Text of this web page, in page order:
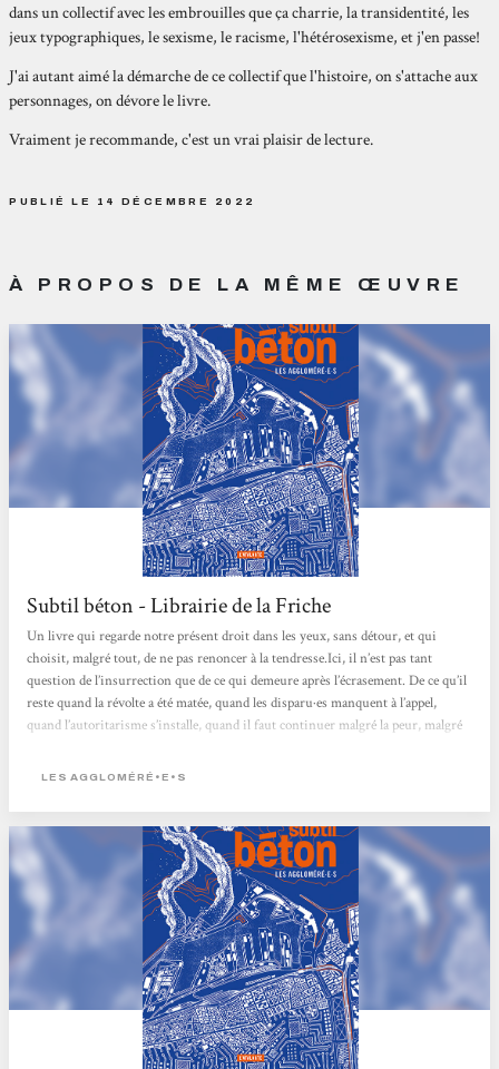
dans un collectif avec les embrouilles que ça charrie, la transidentité, les
jeux typographiques, le sexisme, le racisme, l'hétérosexisme, et j'en passe!
J'ai autant aimé la démarche de ce collectif que l'histoire, on s'attache aux
personnages, on dévore le livre.
Vraiment je recommande, c'est un vrai plaisir de lecture.
PUBLIÉ LE 14 DÉCEMBRE 2022
À PROPOS DE LA MÊME ŒUVRE
Subtil béton - Librairie de la Friche
Un livre qui regarde notre présent droit dans les yeux, sans détour, et qui
choisit, malgré tout, de ne pas renoncer à la tendresse.Ici, il n’est pas tant
question de l’insurrection que de ce qui demeure après l’écrasement. De ce qu’il
reste quand la révolte a été matée, quand les disparu·es manquent à l’appel,
quand l’autoritarisme s’installe, quand il faut continuer malgré la peur, malgré
juste : dans cette attention portée...
LES AGGLOMÉRÉ•E•S